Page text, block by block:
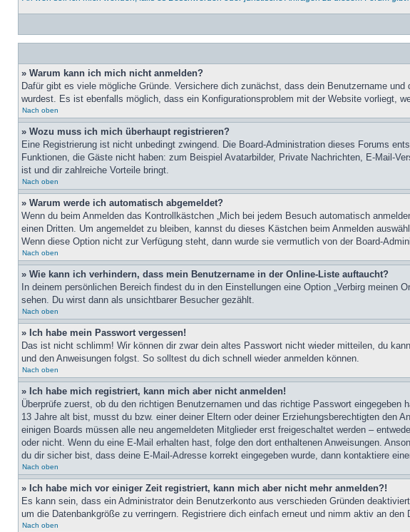
» Warum kann ich mich nicht anmelden?
Dafür gibt es viele mögliche Gründe. Versichere dich zunächst, dass dein Benutzername
wurdest. Es ist ebenfalls möglich, dass ein Konfigurationsproblem mit der Website vorliegt,
Nach oben
» Wozu muss ich mich überhaupt registrieren?
Eine Registrierung ist nicht unbedingt zwingend. Die Board-Administration dieses Forums
Funktionen, die Gäste nicht haben: zum Beispiel Avatarbilder, Private Nachrichten, E-Mail-
ist und dir zahlreiche Vorteile bringt.
Nach oben
» Warum werde ich automatisch abgemeldet?
Wenn du beim Anmelden das Kontrollkästchen „Mich bei jedem Besuch automatisch
einen Dritten. Um angemeldet zu bleiben, kannst du dieses Kästchen beim Anmelden
Wenn diese Option nicht zur Verfügung steht, dann wurde sie vermutlich von der Board-
Nach oben
» Wie kann ich verhindern, dass mein Benutzername in der Online-Liste auftaucht?
In deinem persönlichen Bereich findest du in den Einstellungen eine Option „Verbirg
sehen. Du wirst dann als unsichtbarer Besucher gezählt.
Nach oben
» Ich habe mein Passwort vergessen!
Das ist nicht schlimm! Wir können dir zwar dein altes Passwort nicht wieder mitteilen, du
und den Anweisungen folgst. So solltest du dich schnell wieder anmelden können.
Nach oben
» Ich habe mich registriert, kann mich aber nicht anmelden!
Überprüfe zuerst, ob du den richtigen Benutzernamen und das richtige Passwort
13 Jahre alt bist, musst du bzw. einer deiner Eltern oder deiner Erziehungsberechtigten
einigen Boards müssen alle neu angemeldeten Mitglieder erst freigeschaltet werden –
oder nicht. Wenn du eine E-Mail erhalten hast, folge den dort enthaltenen Anweisungen.
du dir sicher bist, dass deine E-Mail-Adresse korrekt eingegeben wurde, dann kontaktiere
Nach oben
» Ich habe mich vor einiger Zeit registriert, kann mich aber nicht mehr anmelden?!
Es kann sein, dass ein Administrator dein Benutzerkonto aus verschieden Gründen
um die Datenbankgröße zu verringern. Registriere dich einfach erneut und nimm aktiv an den
Nach oben